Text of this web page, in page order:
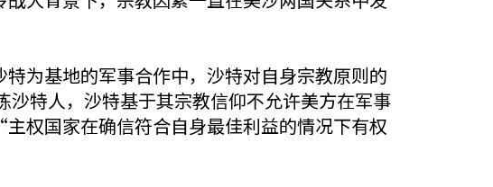
为基地的军事合作中，沙特对自身宗教原则的
特人，沙特基于其宗教信仰不允许美方在军事
权国家在确信符合自身最佳利益的情况下有权